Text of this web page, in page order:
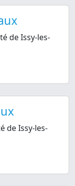
de Issy-les-
de Issy-les-